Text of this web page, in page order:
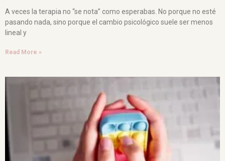
A veces la terapia no “se nota” como esperabas. No porque no esté
pasando nada, sino porque el cambio psicológico suele ser menos
lineal y
Read More »